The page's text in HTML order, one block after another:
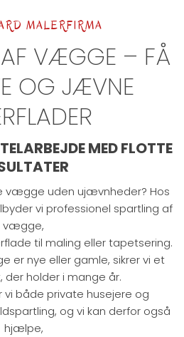
MALERFIRMA​​
AF VÆGGE – FÅ
OG JÆVNE
MED FLOTTE
vægge uden ujævnheder? Hos
vi professionel spartling af
vægge,
til maling eller tapetsering.
er nye eller gamle, sikrer vi et
der holder i mange år.
både private husejere og
og vi kan derfor også
hjælpe,